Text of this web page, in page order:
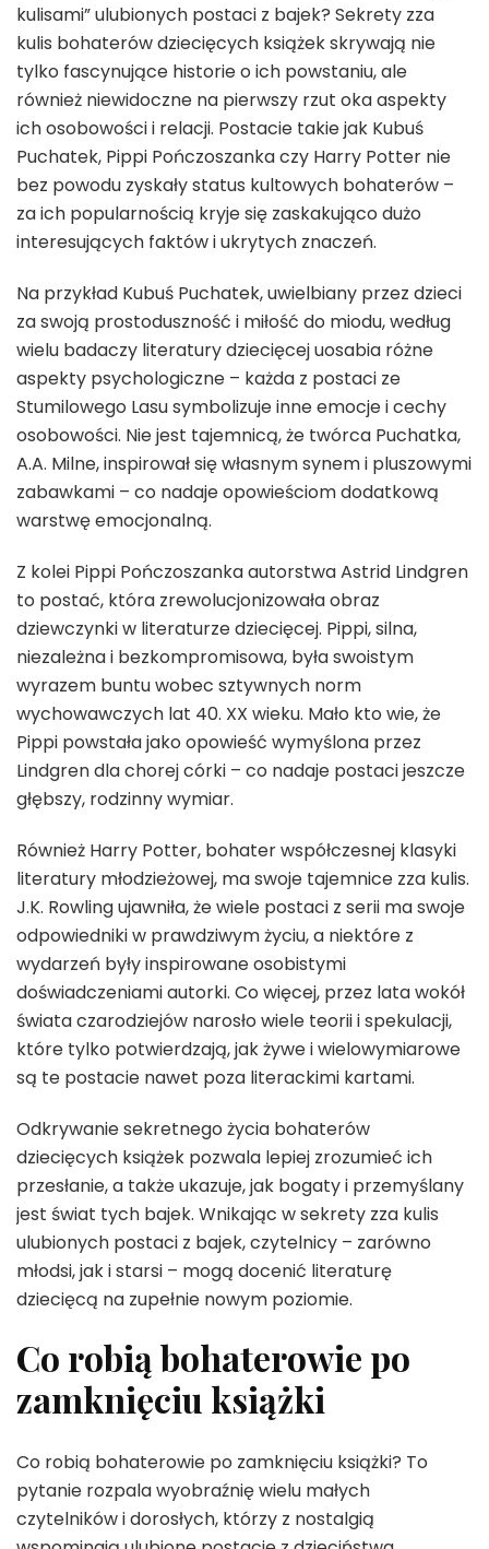
kulisami” ulubionych postaci z bajek? Sekrety zza
kulis bohaterów dziecięcych książek skrywają nie
tylko fascynujące historie o ich powstaniu, ale
również niewidoczne na pierwszy rzut oka aspekty
ich osobowości i relacji. Postacie takie jak Kubuś
Puchatek, Pippi Pończoszanka czy Harry Potter nie
bez powodu zyskały status kultowych bohaterów –
za ich popularnością kryje się zaskakująco dużo
interesujących faktów i ukrytych znaczeń.
Na przykład Kubuś Puchatek, uwielbiany przez dzieci
za swoją prostoduszność i miłość do miodu, według
wielu badaczy literatury dziecięcej uosabia różne
aspekty psychologiczne – każda z postaci ze
Stumilowego Lasu symbolizuje inne emocje i cechy
osobowości. Nie jest tajemnicą, że twórca Puchatka,
A.A. Milne, inspirował się własnym synem i pluszowymi
zabawkami – co nadaje opowieściom dodatkową
warstwę emocjonalną.
Z kolei Pippi Pończoszanka autorstwa Astrid Lindgren
to postać, która zrewolucjonizowała obraz
dziewczynki w literaturze dziecięcej. Pippi, silna,
niezależna i bezkompromisowa, była swoistym
wyrazem buntu wobec sztywnych norm
wychowawczych lat 40. XX wieku. Mało kto wie, że
Pippi powstała jako opowieść wymyślona przez
Lindgren dla chorej córki – co nadaje postaci jeszcze
głębszy, rodzinny wymiar.
Również Harry Potter, bohater współczesnej klasyki
literatury młodzieżowej, ma swoje tajemnice zza kulis.
J.K. Rowling ujawniła, że wiele postaci z serii ma swoje
odpowiedniki w prawdziwym życiu, a niektóre z
wydarzeń były inspirowane osobistymi
doświadczeniami autorki. Co więcej, przez lata wokół
świata czarodziejów narosło wiele teorii i spekulacji,
które tylko potwierdzają, jak żywe i wielowymiarowe
są te postacie nawet poza literackimi kartami.
Odkrywanie sekretnego życia bohaterów
dziecięcych książek pozwala lepiej zrozumieć ich
przesłanie, a także ukazuje, jak bogaty i przemyślany
jest świat tych bajek. Wnikając w sekrety zza kulis
ulubionych postaci z bajek, czytelnicy – zarówno
młodsi, jak i starsi – mogą docenić literaturę
dziecięcą na zupełnie nowym poziomie.
Co robią bohaterowie po
zamknięciu książki
Co robią bohaterowie po zamknięciu książki? To
pytanie rozpala wyobraźnię wielu małych
czytelników i dorosłych, którzy z nostalgią